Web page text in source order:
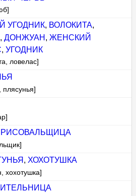
УГОДНИК, ВОЛОКИТА,
,ДОНЖУАН ,ЖЕНСКИЙ
,УГОДНИК
ловелас]
плясунья]
РИСОВАЛЬЩИЦА
, ХОХОТУШКА
хохотушка]